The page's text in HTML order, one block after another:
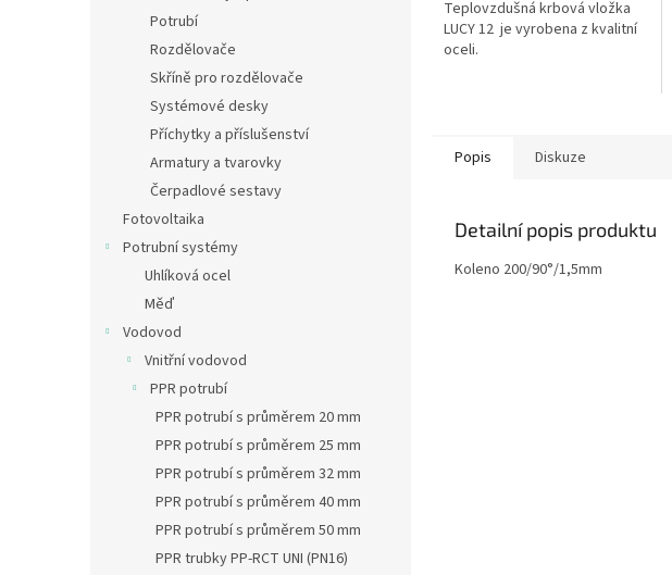
Potrubí
Rozdělovače
Skříně pro rozdělovače
Systémové desky
Příchytky a příslušenství
Armatury a tvarovky
Čerpadlové sestavy
Fotovoltaika
Potrubní systémy
Uhlíková ocel
Měď
Vodovod
Vnitřní vodovod
PPR potrubí
PPR potrubí s průměrem 20 mm
PPR potrubí s průměrem 25 mm
PPR potrubí s průměrem 32 mm
PPR potrubí s průměrem 40 mm
PPR potrubí s průměrem 50 mm
PPR trubky PP-RCT UNI (PN16)
Teplovzdušná krbová vložka
LUCY 12 je vyrobena z kvalitní
oceli.
Popis Diskuze
Detailní popis produktu
Koleno 200/90°/1,5mm